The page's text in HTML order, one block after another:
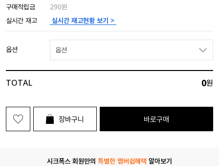
구매적립금
290원
실시간 재고
실시간 재고현황 보기 >
옵션 옵션
TOTAL 0원
장바구니 바로구매
시크폭스 회원만의 특별한 멤버쉽혜택 알아보기